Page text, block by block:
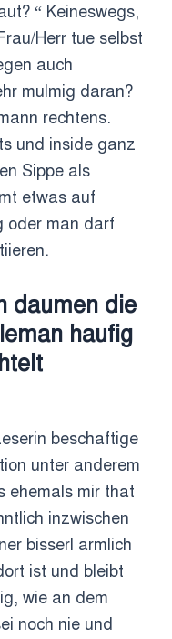
“ Keineswegs,
Herr tue selbst
auch
mulmig daran?
rechtens.
und inside ganz
Sippe als
etwas auf
oder man darf
daumen die
haufig
beschaftige
unter anderem
ehemals mir that
inzwischen
bisserl armlich
ist und bleibt
wie an dem
noch nie und